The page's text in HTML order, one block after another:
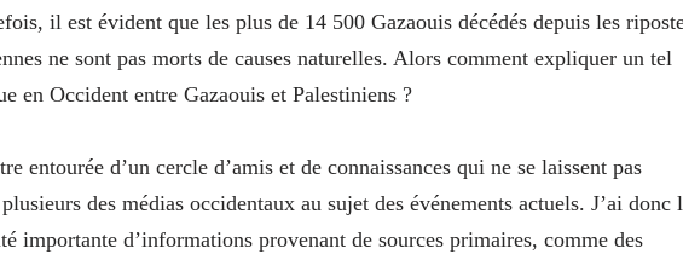
il est évident que les plus de 14 500 Gazaouis décédés depuis les
ne sont pas morts de causes naturelles. Alors comment expliquer un tel
en Occident entre Gazaouis et Palestiniens ?
entourée d’un cercle d’amis et de connaissances qui ne se laissent pas
des médias occidentaux au sujet des événements actuels. J’ai donc
importante d’informations provenant de sources primaires, comme des